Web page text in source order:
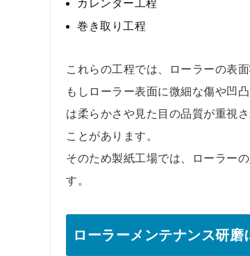
カレンダー工程
巻き取り工程
これらの工程では、ローラーの表
もしローラー表面に微細な傷や凹
は柔らかさや見た目の品質が重視
ことがあります。
そのため製紙工場では、ローラー
す。
ローラーメンテナンス研磨